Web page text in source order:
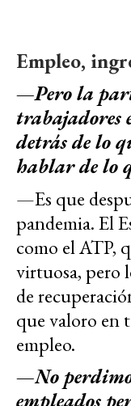
Empleo,
—Pero la
trabajadores
detrás de lo
hablar de lo
—Es que
pandemia. El
como el ATP,
virtuosa, pero
de
que valoro en
empleo.
—No
empleados